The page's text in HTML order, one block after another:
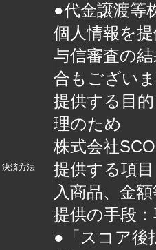
決済方法
●代金譲渡等
個人情報を
与信審査の
合もござい
提供する目
理のため
株式会社
提供する項
入商品、金
提供の手段
●「スコア後